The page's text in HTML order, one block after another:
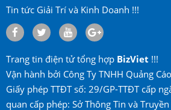
Tin tức Giải Trí và Kinh Doanh !!!
Trang tin điện tử tổng hợp BizViet !!!
Vận hành bởi Công Ty TNHH Quảng
Giấy phép TTĐT số: 29/GP-TTĐT cấp
quan cấp phép: Sở Thông Tin và